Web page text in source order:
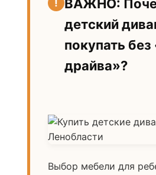
ВАЖНО:
детский
покупать без
драйва»?
Выбор мебели для